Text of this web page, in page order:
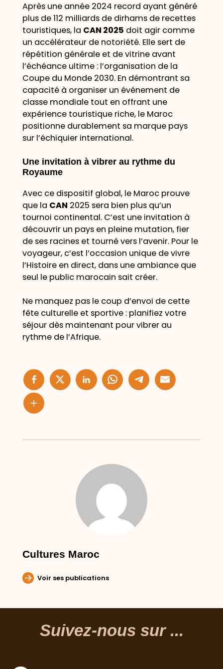
Après une année 2024 record ayant généré
plus de 112 milliards de dirhams de recettes
touristiques, la CAN 2025 doit agir comme
un accélérateur de notoriété. Elle sert de
répétition générale et de vitrine avant
l’échéance ultime : l’organisation de la
Coupe du Monde 2030. En démontrant sa
capacité à organiser un événement de
classe mondiale tout en offrant une
expérience touristique riche, le Maroc
positionne durablement sa marque pays
sur l’échiquier international.
Une invitation à vibrer au rythme du
Royaume
Avec ce dispositif global, le Maroc prouve
que la CAN 2025 sera bien plus qu’un
tournoi continental. C’est une invitation à
découvrir un pays en pleine mutation, fier
de ses racines et tourné vers l’avenir. Pour le
voyageur, c’est l’occasion unique de vivre
l’Histoire en direct, dans une ambiance que
seul le public marocain sait créer.
Ne manquez pas le coup d’envoi de cette
fête culturelle et sportive : planifiez votre
séjour dès maintenant pour vibrer au
rythme de l’Afrique.
Cultures Maroc
Voir ses publications
Suivez-nous sur ...